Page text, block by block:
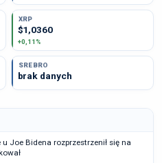
XRP
$1,0360
+0,11%
SREBRO
brak danych
Joe Bidena rozprzestrzenił się na